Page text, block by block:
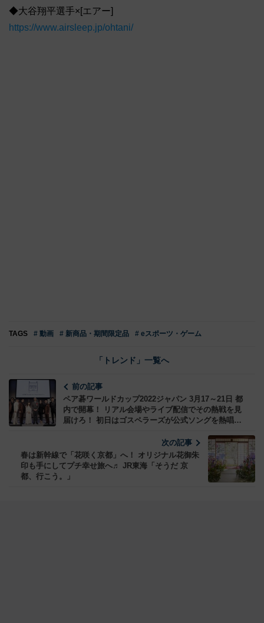
◆大谷翔平選手×[エアー]
https://www.airsleep.jp/ohtani/
TAGS # 動画 # 新商品・期間限定品 # eスポーツ・ゲーム
「トレンド」一覧へ
前の記事
ペア碁ワールドカップ2022ジャパン 3月17～21日 都
内で開幕！ リアル会場やライブ配信でその熱戦を見
届けろ！ 初日はゴスペラーズが公式ソングを熱唱、
次の記事
春は新幹線で「花咲く京都」へ！ オリジナル花御朱
印も手にしてプチ幸せ旅へ♬ JR東海「そうだ 京
都、行こう。」